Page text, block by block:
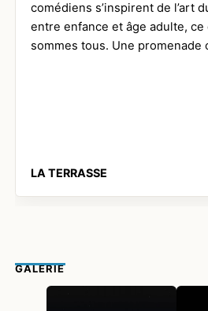
comédiens s’inspirent de l’art
entre enfance et âge adulte, ce
sommes tous. Une promenade
LA TERRASSE
GALERIE